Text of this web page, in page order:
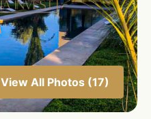
View All Photos (17)